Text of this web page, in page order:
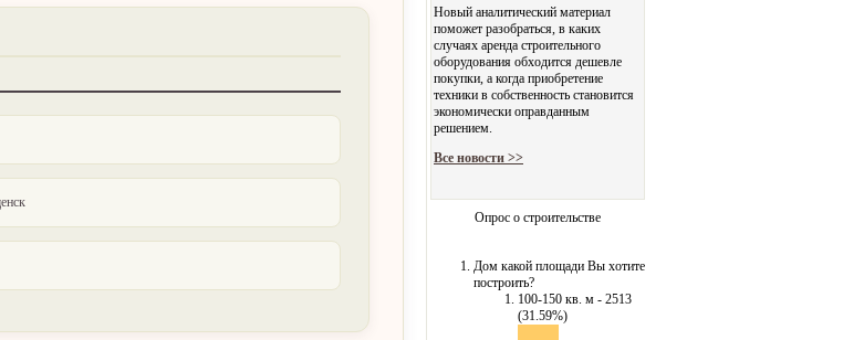
Новый аналитический материал
поможет разобраться, в каких
случаях аренда строительного
оборудования обходится дешевле
покупки, а когда приобретение
техники в собственность становится
экономически оправданным
решением.
Все новости >>
Опрос о строительстве
Дом какой площади Вы хотите
построить?
100-150 кв. м - 2513
(31.59%)